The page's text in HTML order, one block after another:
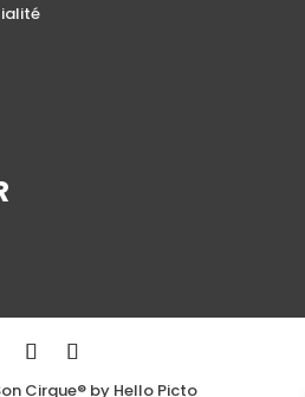
Cirque® by Hello Picto